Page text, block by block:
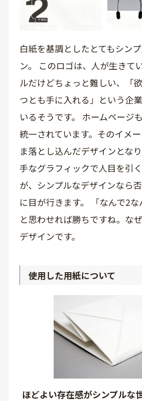
白紙を基調としたとてもシン
ン。 このロゴは、人が生きて
ルだけどちょっと難しい、「
つとも手に入れる」という企
いるそうです。 ホームページ
統一されています。そのイメ
ま落とし込んだデザインとな
手なグラフィックで人目を引
が、シンプルなデザインなら
に目が行きます。 「なんで2な
と思わせれば勝ちですね。な
デザインです。
使用した用紙について
ほどよい存在感がシンプルな